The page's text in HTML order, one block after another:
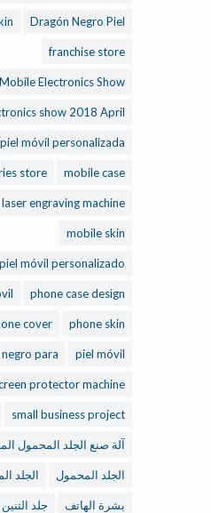
mobile skin Dragón Negro Piel
franchise store
Sources Mobile Electronics Show
electronics show 2018 April
de piel móvil personalizada
accessories store mobile case
tattoo laser engraving machine
mobile skin
de piel móvil personalizado
piel móvil phone case design
phone cover phone skin
dragón negro para
screen protector machine
small business project آلة
آلة صنع الجلد المحمول المخصص
الجلد المحمول الجلد المحمول
بشرة الهاتف جلد التنين الاسود